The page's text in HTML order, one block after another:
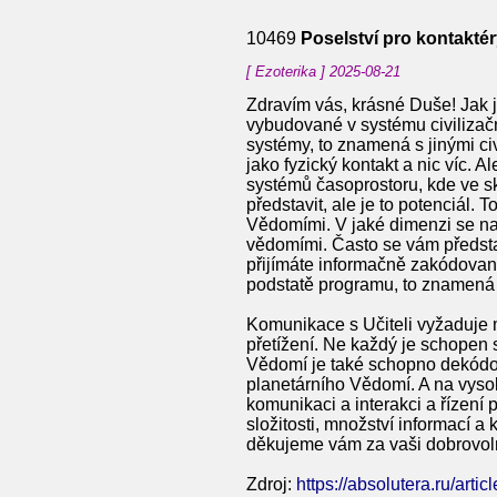
10469 Poselství pro
[ Ezoterika ] 2025-08-21
Zdravím vás, krásné Duše!
vybudované v systému
systémy, to znamená s jinými
jako fyzický kontakt a nic víc.
systémů časoprostoru, kde ve
představit, ale je to potenciál.
Vědomími. V jaké dimenzi se
vědomími. Často se vám
přijímáte informačně
podstatě programu, to
Komunikace s Učiteli vyžaduje
přetížení. Ne každý je schopen
Vědomí je také schopno
planetárního Vědomí. A na
komunikaci a interakci a řízení
složitosti, množství informací a
děkujeme vám za vaši
Zdroj: https://absolutera.ru/